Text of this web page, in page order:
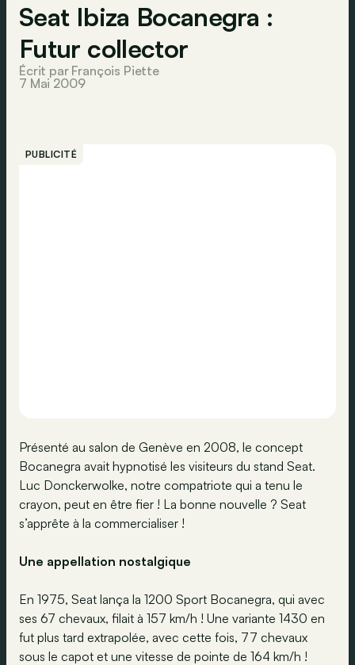
Seat Ibiza Bocanegra :
Futur collector
Écrit par François Piette
7 Mai 2009
PUBLICITÉ
Présenté au salon de Genève en 2008, le concept
Bocanegra avait hypnotisé les visiteurs du stand Seat.
Luc Donckerwolke, notre compatriote qui a tenu le
crayon, peut en être fier ! La bonne nouvelle ? Seat
s’apprête à la commercialiser !
Une appellation nostalgique
En 1975, Seat lança la 1200 Sport Bocanegra, qui avec
ses 67 chevaux, filait à 157 km/h ! Une variante 1430 en
fut plus tard extrapolée, avec cette fois, 77 chevaux
sous le capot et une vitesse de pointe de 164 km/h !